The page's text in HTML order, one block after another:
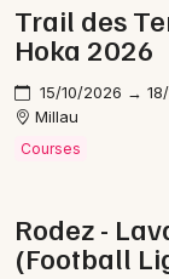
Trail des
Hoka 2026
15/10/2026 →
Millau
Courses
Rodez -
(Football